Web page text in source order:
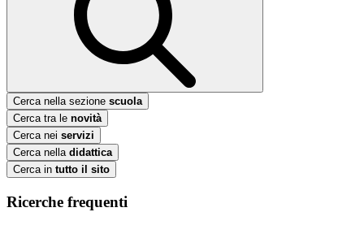
Cerca nella sezione scuola
Cerca tra le novità
Cerca nei servizi
Cerca nella didattica
Cerca in tutto il sito
Ricerche frequenti